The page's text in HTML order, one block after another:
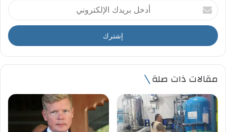
أ
د
خ
ل
ر
د
ا
ل
إ
مقالات ذات صلة